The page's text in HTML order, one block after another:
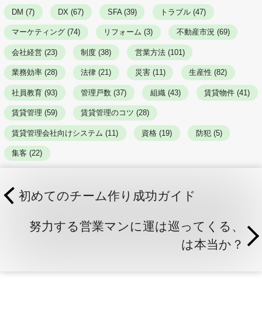
DM (7) DX (67) SFA (39) トラブル (47)
マーケティング (74) リフォーム (3) 不動産市況 (69)
会社経営 (23) 制度 (38) 営業方法 (101)
業務効率 (28) 法律 (21) 災害 (11) 生産性 (82)
社員教育 (93) 管理戸数 (37) 組織 (43) 賃貸物件 (41)
賃貸管理 (59) 賃貸管理のコツ (28)
賃貸管理会社向けシステム (11) 資格 (19) 防犯 (5)
集客 (22)
初めてのチーム作り成功ガイド
努力する営業マンに運は巡ってくる、
は本当か？